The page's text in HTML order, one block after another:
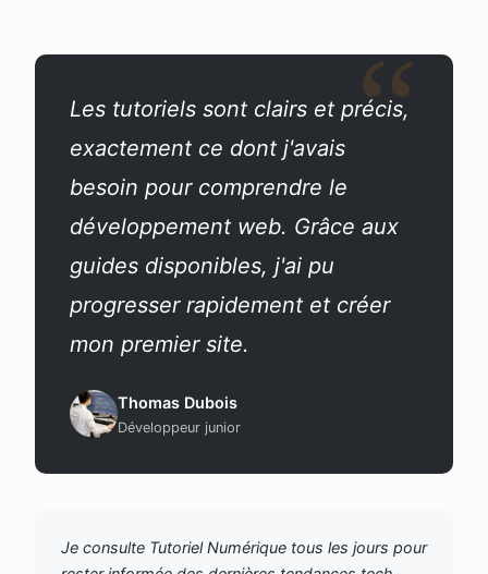
Les tutoriels sont clairs et précis,
exactement ce dont j'avais
besoin pour comprendre le
développement web. Grâce aux
guides disponibles, j'ai pu
progresser rapidement et créer
mon premier site.
Thomas Dubois
Développeur junior
Je consulte Tutoriel Numérique tous les jours pour